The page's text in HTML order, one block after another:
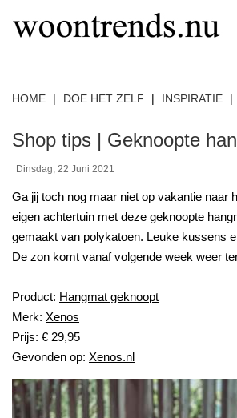
HOME | DOE HET ZELF | INSPIRATIE |
Shop tips | Geknoopte
Dinsdag, 22 Juni 2021
Ga jij toch nog maar niet op vakantie naar
eigen achtertuin met deze geknoopte
gemaakt van polykatoen. Leuke kussens
De zon komt vanaf volgende week weer
Product: Hangmat geknoopt
Merk: Xenos
Prijs: € 29,95
Gevonden op: Xenos.nl